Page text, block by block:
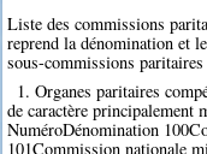
Liste des commissions
reprend la dénomination et
sous-commissions
1. Organes paritaires
de caractère principalement
NuméroDénomination
101Commission nationale